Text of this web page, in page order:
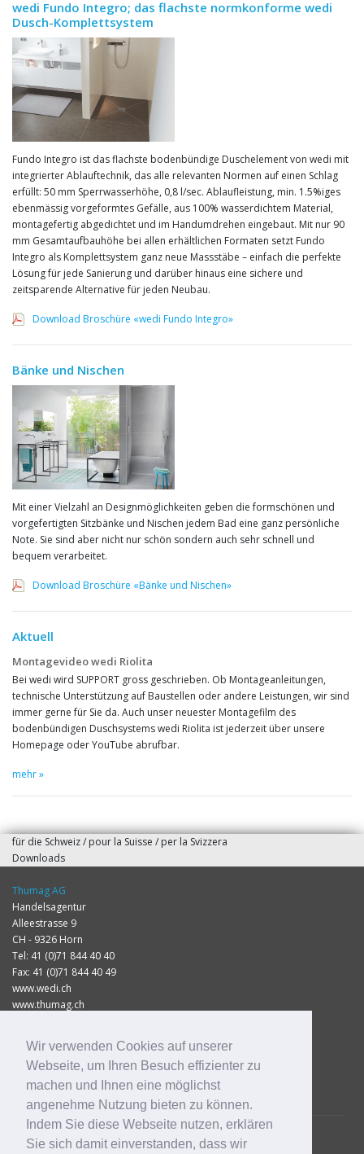
Wir verwenden Cookies auf unserer
Webseite, um Ihren Besuch effizienter zu
machen und Ihnen eine möglichst
angenehme Nutzung bieten zu können.
Indem Sie diese Webseite nutzen, erklären
Sie sich damit einverstanden, dass wir
wedi Fundo Integro; das flachste normkonforme wedi
Dusch-Komplettsystem
Fundo Integro ist das flachste bodenbündige Duschelement von wedi mit
integrierter Ablauftechnik, das alle relevanten Normen auf einen Schlag
erfüllt: 50 mm Sperrwasserhöhe, 0,8 l/sec. Ablaufleistung, min. 1.5%iges
ebenmässig vorgeformtes Gefälle, aus 100% wasserdichtem Material,
montagefertig abgedichtet und im Handumdrehen eingebaut. Mit nur 90
mm Gesamtaufbauhöhe bei allen erhältlichen Formaten setzt Fundo
Integro als Komplettsystem ganz neue Massstäbe – einfach die perfekte
Lösung für jede Sanierung und darüber hinaus eine sichere und
zeitsparende Alternative für jeden Neubau.
Download Broschüre «wedi Fundo Integro»
Bänke und Nischen
Mit einer Vielzahl an Designmöglichkeiten geben die formschönen und
vorgefertigten Sitzbänke und Nischen jedem Bad eine ganz persönliche
Note. Sie sind aber nicht nur schön sondern auch sehr schnell und
bequem verarbeitet.
Download Broschüre «Bänke und Nischen»
Aktuell
Montagevideo wedi Riolita
Bei wedi wird SUPPORT gross geschrieben. Ob Montageanleitungen,
technische Unterstützung auf Baustellen oder andere Leistungen, wir sind
immer gerne für Sie da. Auch unser neuester Montagefilm des
bodenbündigen Duschsystems wedi Riolita ist jederzeit über unsere
Homepage oder YouTube abrufbar.
mehr »
für die Schweiz / pour la Suisse / per la Svizzera
Downloads
Thumag AG
Handelsagentur
Alleestrasse 9
CH - 9326 Horn
Tel: 41 (0)71 844 40 40
Fax: 41 (0)71 844 40 49
www.wedi.ch
www.thumag.ch
Impressum
Datenschutz
Preisliste 2026